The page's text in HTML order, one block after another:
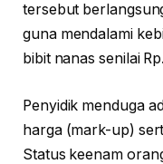
tersebut
guna mendalami
bibit nanas senilai
Penyidik menduga
harga (mark-up)
Status keenam